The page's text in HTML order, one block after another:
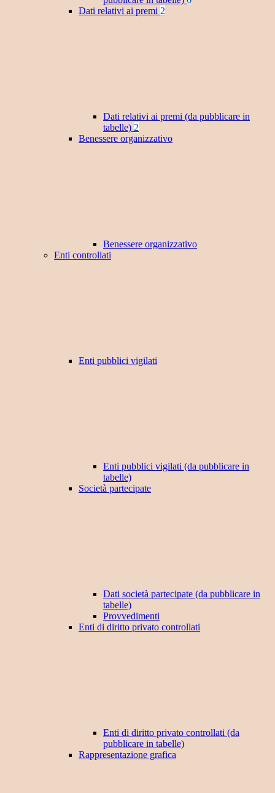
Dati relativi ai premi 2
Dati relativi ai premi (da pubblicare in
tabelle) 2
Benessere organizzativo
Benessere organizzativo
Enti controllati
Enti pubblici vigilati
Enti pubblici vigilati (da pubblicare in
tabelle)
Società partecipate
Dati società partecipate (da pubblicare in
tabelle)
Provvedimenti
Enti di diritto privato controllati
Enti di diritto privato controllati (da
pubblicare in tabelle)
Rappresentazione grafica